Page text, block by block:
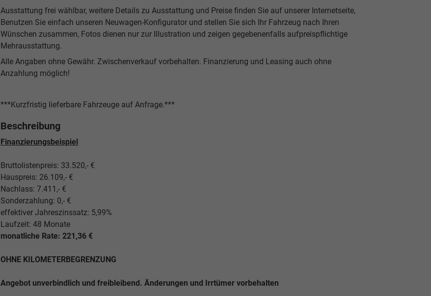
Ausstattung frei wählbar, weitere Details zu Ausstattung und Preise finden Sie auf unserer Internetseite,
Benutzen Sie einfach unseren Neuwagen-Konfigurator und stellen Sie sich Ihr Fahrzeug nach Ihren
Wünschen zusammen, Fotos dienen nur zur Illustration und zeigen gegebenenfalls aufpreispflichtige
Mehrausstattung.
Alle Angaben ohne Gewähr. Zwischenverkauf vorbehalten. Finanzierung und Leasing auch ohne
Anzahlung möglich!
***Kurzfristig lieferbare Fahrzeuge auf Anfrage.***
Beschreibung
Finanzierungsbeispiel
Bruttolistenpreis: 33.520,- €
Hauspreis: 26.109,- €
Nachlass: 7.411,- €
Sonderzahlung: 0,- €
effektiver Jahreszinssatz: 5,99%
Laufzeit: 48 Monate
monatliche Rate: 221,36 €
OHNE KILOMETERBEGRENZUNG
Angebot unverbindlich und freibleibend. Änderungen und Irrtümer vorbehalten